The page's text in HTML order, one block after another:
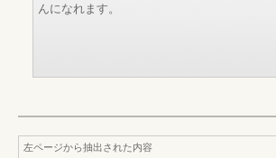
んになれます。
左ページから抽出された内容